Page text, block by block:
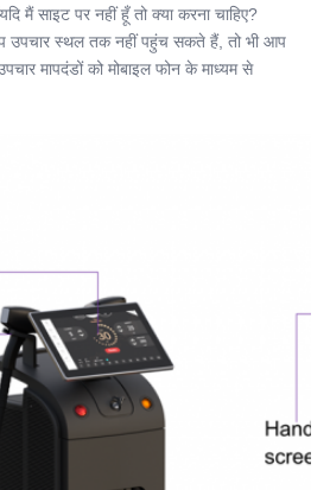
यदि मैं साइट पर नहीं हूँ तो क्या करना चाहिए?
उपचार स्थल तक नहीं पहुंच सकते हैं, तो भी आप
मापदंडों को मोबाइल फोन के माध्यम से